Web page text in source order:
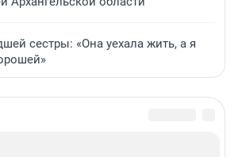
сестры: «Она уехала жить, а я